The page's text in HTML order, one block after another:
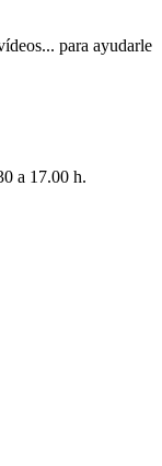
para ayudarle
a 17.00 h.